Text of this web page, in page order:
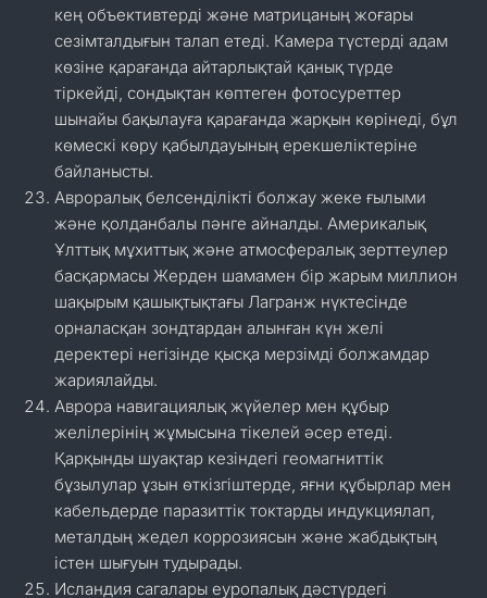
кең объективтерді және матрицаның жоғары
сезімталдығын талап етеді. Камера түстерді адам
көзіне қарағанда айтарлықтай қанық түрде
тіркейді, сондықтан көптеген фотосуреттер
шынайы бақылауға қарағанда жарқын көрінеді, бұл
көмескі көру қабылдауының ерекшеліктеріне
байланысты.
Авроралық белсенділікті болжау жеке ғылыми
және қолданбалы пәнге айналды. Америкалық
Ұлттық мұхиттық және атмосфералық зерттеулер
басқармасы Жерден шамамен бір жарым миллион
шақырым қашықтықтағы Лагранж нүктесінде
орналасқан зондтардан алынған күн желі
деректері негізінде қысқа мерзімді болжамдар
жариялайды.
Аврора навигациялық жүйелер мен құбыр
желілерінің жұмысына тікелей әсер етеді.
Қарқынды шуақтар кезіндегі геомагниттік
бұзылулар ұзын өткізгіштерде, яғни құбырлар мен
кабельдерде паразиттік токтарды индукциялап,
металдың жедел коррозиясын және жабдықтың
істен шығуын тудырады.
Исландия сагалары еуропалық дәстүрдегі